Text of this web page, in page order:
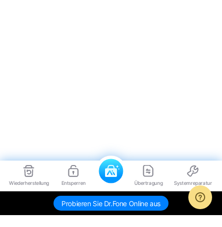
Wiederherstellung Entsperren Übertragung Systemreparatur
Probieren Sie Dr.Fone Online aus